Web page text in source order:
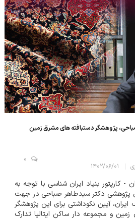
پژوهشگر دستبافته های مشرق زمین
۱۴۰۲/۰۶/۰۱
0
کارپتور بنیاد ایران شناسی با توجه به
پژوهشی دکتر سیدطاهر صباحی در جهت
آیین نکوداشتی برای این پژوهشگر
و مجموعه دار ساکن ایتالیا تدارک